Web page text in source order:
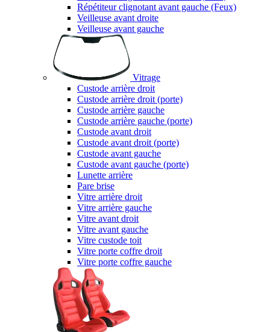
Répétiteur clignotant avant gauche (Feux)
Veilleuse avant droite
Veilleuse avant gauche
Vitrage
Custode arrière droit
Custode arrière droit (porte)
Custode arrière gauche
Custode arrière gauche (porte)
Custode avant droit
Custode avant droit (porte)
Custode avant gauche
Custode avant gauche (porte)
Lunette arrière
Pare brise
Vitre arrière droit
Vitre arrière gauche
Vitre avant droit
Vitre avant gauche
Vitre custode toit
Vitre porte coffre droit
Vitre porte coffre gauche